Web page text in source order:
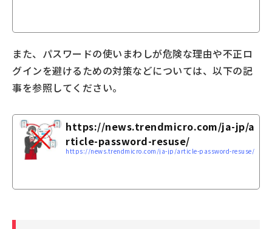
また、パスワードの使いまわしが危険な理由や不正ロ
グインを避けるための対策などについては、以下の記
事を参照してください。
https://news.trendmicro.com/ja-jp/a
rticle-password-resuse/
https://news.trendmicro.com/ja-jp/article-password-resuse/